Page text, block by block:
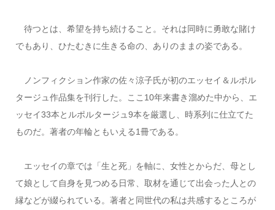
待つとは、希望を持ち続けること。それは同時に勇敢な賭け
でもあり、ひたむきに生きる命の、ありのままの姿である。
ノンフィクション作家の佐々涼子氏が初のエッセイ＆ルポル
タージュ作品集を刊行した。ここ10年来書き溜めた中から、エ
ッセイ33本とルポルタージュ9本を厳選し、時系列に仕立てた
ものだ。著者の年輪ともいえる1冊である。
エッセイの章では「生と死」を軸に、女性とからだ、母とし
て娘として自身を見つめる日常、取材を通じて出会った人との
縁などが綴られている。著者と同世代の私は共感するところが